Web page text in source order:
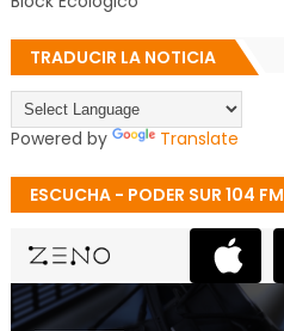
TRADUCIR LA NOTICIA
Powered by Translate
ESCUCHA - PODER SUR 104 FM